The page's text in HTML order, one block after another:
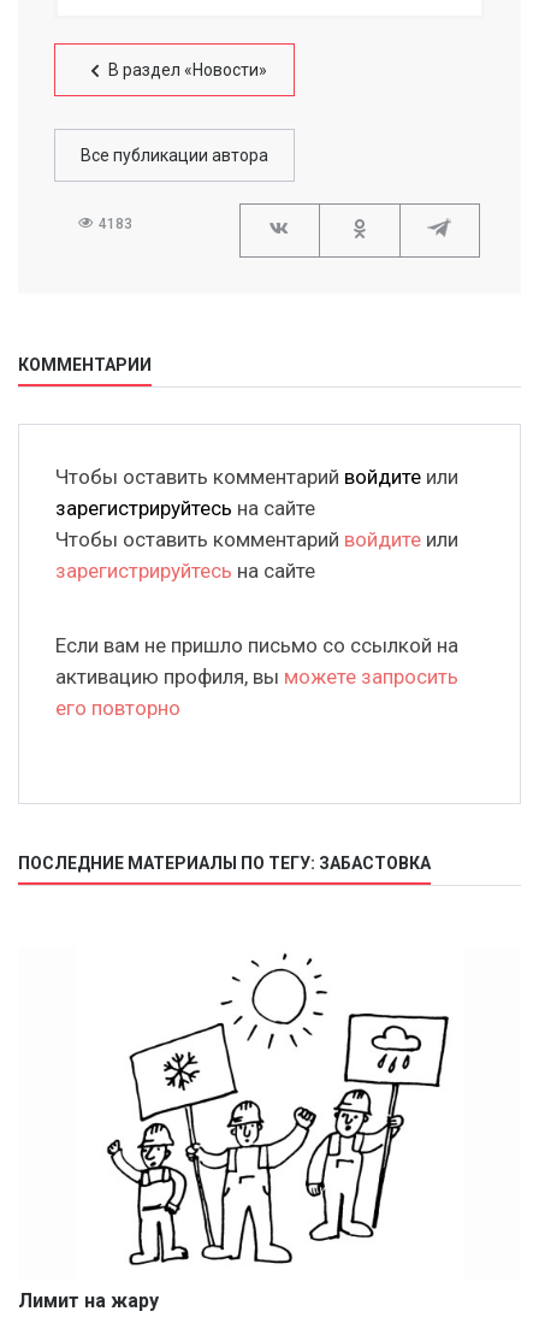
В раздел «Новости»
Все публикации автора
4183
КОММЕНТАРИИ
Чтобы оставить комментарий войдите или
зарегистрируйтесь на сайте
Чтобы оставить комментарий войдите или
зарегистрируйтесь на сайте
Если вам не пришло письмо со ссылкой на
активацию профиля, вы можете запросить
его повторно
ПОСЛЕДНИЕ МАТЕРИАЛЫ ПО ТЕГУ: ЗАБАСТОВКА
Лимит на жару